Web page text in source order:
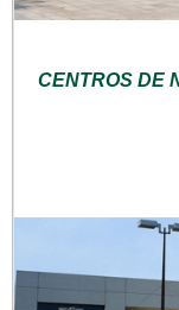
CENTROS DE